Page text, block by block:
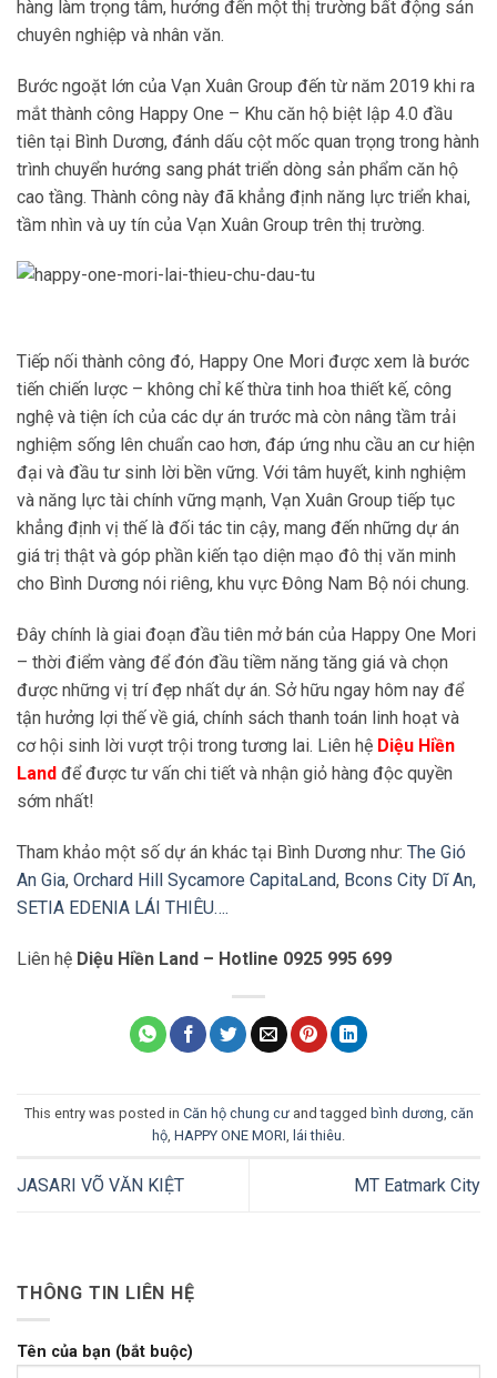
hàng làm trọng tâm, hướng đến một thị trường bất động sản
chuyên nghiệp và nhân văn.
Bước ngoặt lớn của Vạn Xuân Group đến từ năm 2019 khi ra
mắt thành công Happy One – Khu căn hộ biệt lập 4.0 đầu
tiên tại Bình Dương, đánh dấu cột mốc quan trọng trong hành
trình chuyển hướng sang phát triển dòng sản phẩm căn hộ
cao tầng. Thành công này đã khẳng định năng lực triển khai,
tầm nhìn và uy tín của Vạn Xuân Group trên thị trường.
Tiếp nối thành công đó, Happy One Mori được xem là bước
tiến chiến lược – không chỉ kế thừa tinh hoa thiết kế, công
nghệ và tiện ích của các dự án trước mà còn nâng tầm trải
nghiệm sống lên chuẩn cao hơn, đáp ứng nhu cầu an cư hiện
đại và đầu tư sinh lời bền vững. Với tâm huyết, kinh nghiệm
và năng lực tài chính vững mạnh, Vạn Xuân Group tiếp tục
khẳng định vị thế là đối tác tin cậy, mang đến những dự án
giá trị thật và góp phần kiến tạo diện mạo đô thị văn minh
cho Bình Dương nói riêng, khu vực Đông Nam Bộ nói chung.
Đây chính là giai đoạn đầu tiên mở bán của Happy One Mori
– thời điểm vàng để đón đầu tiềm năng tăng giá và chọn
được những vị trí đẹp nhất dự án. Sở hữu ngay hôm nay để
tận hưởng lợi thế về giá, chính sách thanh toán linh hoạt và
cơ hội sinh lời vượt trội trong tương lai. Liên hệ Diệu Hiền
Land để được tư vấn chi tiết và nhận giỏ hàng độc quyền
sớm nhất!
Tham khảo một số dự án khác tại Bình Dương như: The Gió
An Gia, Orchard Hill Sycamore CapitaLand, Bcons City Dĩ An,
SETIA EDENIA LÁI THIÊU….
Liên hệ Diệu Hiền Land – Hotline 0925 995 699
This entry was posted in Căn hộ chung cưand tagged bình dương căn
hộ HAPPY ONE MORI lái thiêu
JASARI VÕ VĂN KIỆT MT Eatmark City
THÔNG TIN LIÊN HỆ
Tên của bạn (bắt buộc)